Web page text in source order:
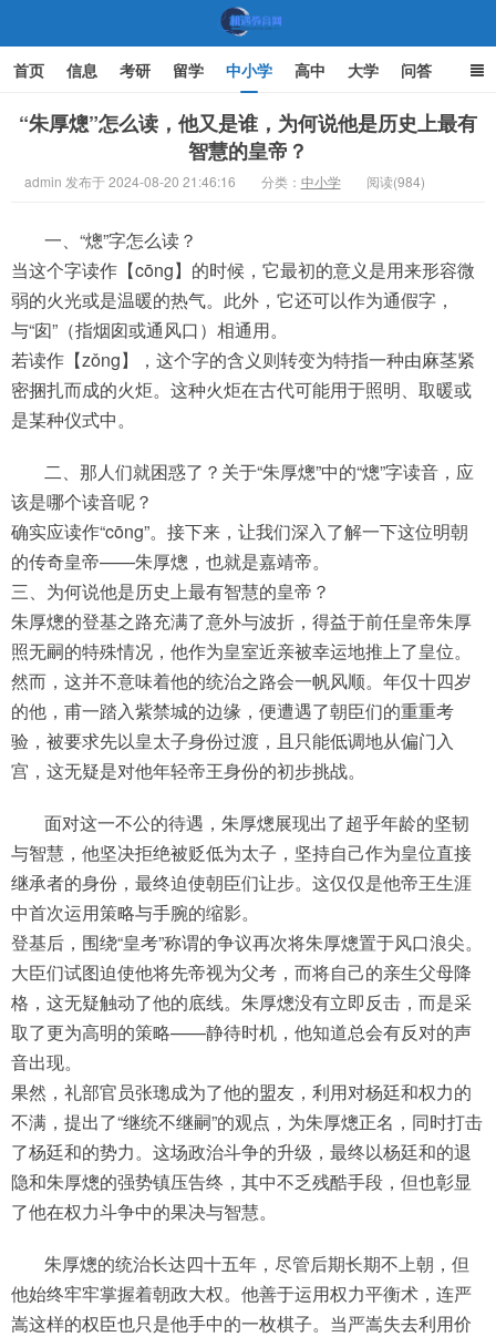
机遇教育网
首页 信息 考研 留学 中小学 高中 大学 问答
文化 家庭教育
“朱厚熜”怎么读，他又是谁，为何说他是历史上最有
智慧的皇帝？
admin 发布于 2024-08-20 21:46:16 分类： 中小学 阅读(984)
一、“熜”字怎么读？
当这个字读作【cōng】的时候，它最初的意义是用来形容微
弱的火光或是温暖的热气。此外，它还可以作为通假字，
与“囱”（指烟囱或通风口）相通用。
若读作【zǒng】，这个字的含义则转变为特指一种由麻茎紧
密捆扎而成的火炬。这种火炬在古代可能用于照明、取暖或
是某种仪式中。
二、那人们就困惑了？关于“朱厚熜”中的“熜”字读音，应
该是哪个读音呢？
确实应读作“cōng”。接下来，让我们深入了解一下这位明朝
的传奇皇帝——朱厚熜，也就是嘉靖帝。
三、为何说他是历史上最有智慧的皇帝？
朱厚熜的登基之路充满了意外与波折，得益于前任皇帝朱厚
照无嗣的特殊情况，他作为皇室近亲被幸运地推上了皇位。
然而，这并不意味着他的统治之路会一帆风顺。年仅十四岁
的他，甫一踏入紫禁城的边缘，便遭遇了朝臣们的重重考
验，被要求先以皇太子身份过渡，且只能低调地从偏门入
宫，这无疑是对他年轻帝王身份的初步挑战。
面对这一不公的待遇，朱厚熜展现出了超乎年龄的坚韧
与智慧，他坚决拒绝被贬低为太子，坚持自己作为皇位直接
继承者的身份，最终迫使朝臣们让步。这仅仅是他帝王生涯
中首次运用策略与手腕的缩影。
登基后，围绕“皇考”称谓的争议再次将朱厚熜置于风口浪尖。
大臣们试图迫使他将先帝视为父考，而将自己的亲生父母降
格，这无疑触动了他的底线。朱厚熜没有立即反击，而是采
取了更为高明的策略——静待时机，他知道总会有反对的声
音出现。
果然，礼部官员张璁成为了他的盟友，利用对杨廷和权力的
不满，提出了“继统不继嗣”的观点，为朱厚熜正名，同时打击
了杨廷和的势力。这场政治斗争的升级，最终以杨廷和的退
隐和朱厚熜的强势镇压告终，其中不乏残酷手段，但也彰显
了他在权力斗争中的果决与智慧。
朱厚熜的统治长达四十五年，尽管后期长期不上朝，但
他始终牢牢掌握着朝政大权。他善于运用权力平衡术，连严
嵩这样的权臣也只是他手中的一枚棋子。当严嵩失去利用价